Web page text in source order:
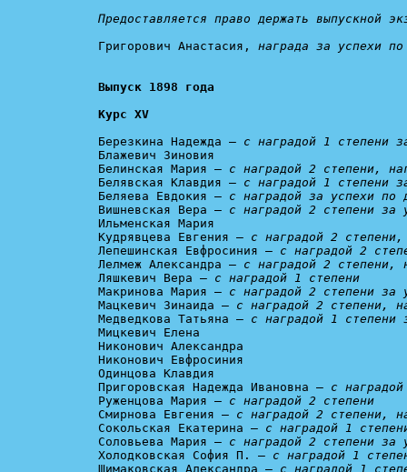
Предоставляется право держать выпускной
Григорович Анастасия, награда за успехи по
Курс XV
Березкина Надежда — с наградой 1 степени
Блажевич Зиновия
Белинская Мария – с наградой 2 степени,
Белявская Клавдия – с наградой 1 степени
Беляева Евдокия – с наградой за успехи по
Вишневская Вера – с наградой 2 степени за
Ильменская Мария
Кудрявцева Евгения – с наградой 2
Лепешинская Евфросиния – с наградой 2
Лелмеж Александра – с наградой 2 степени,
Ляшкевич Вера – с наградой 1 степени
Макринова Мария – с наградой 2 степени за
Мацкевич Зинаида – с наградой 2 степени,
Медведкова Татьяна – с наградой 1 степени
Мицкевич Елена
Никонович Александра
Никонович Евфросиния
Одинцова Клавдия
Пригоровская Надежда Ивановна – с
Руженцова Мария – с наградой 2 степени
Смирнова Евгения – с наградой 2 степени,
Сокольская Екатерина – с наградой 1
Соловьева Мария – с наградой 2 степени за
Холодковская София П. – с наградой 1
Шимаковская Александра – с наградой 1